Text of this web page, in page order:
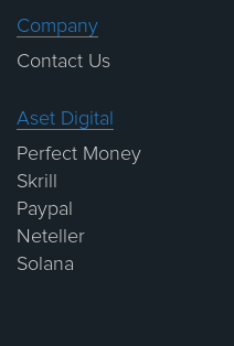
Company
Contact Us
Aset Digital
Perfect Money
Skrill
Paypal
Neteller
Solana